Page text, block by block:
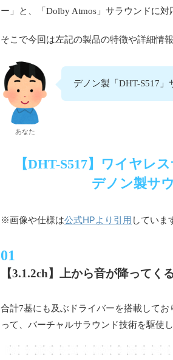
ー」と、「Dolby Atmos」サラウンドに対
そこで今回は左記の製品の特徴や詳細情
あなた
デノン製「DHT-S517」
【DHT-S517】ワイヤレ
デノン製サ
※画像や仕様は公式HPより引用 していま
【3.1.2ch】上から音が降って
合計7基にも及ぶドライバーを搭載して
って、バーチャルサラウンド技術を駆使